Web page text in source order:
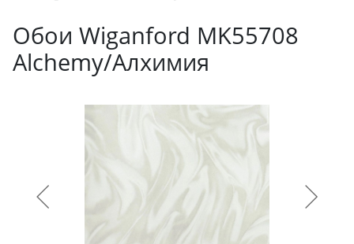
Обои Wiganford MK55708
Alchemy/Алхимия